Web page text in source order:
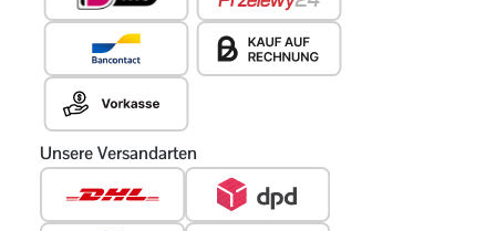
Unsere Versandarten